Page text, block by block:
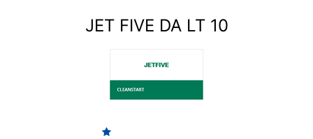
JET FIVE DA LT 10